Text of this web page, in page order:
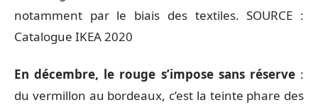
notamment par le biais des textiles. SOURCE :
Catalogue IKEA 2020
En décembre, le rouge s’impose sans réserve:
du vermillon au bordeaux, c’est la teinte phare des